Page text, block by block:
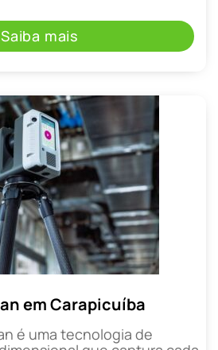
Saiba mais
em Carapicuíba
é uma tecnologia de